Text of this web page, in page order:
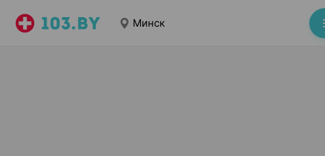
Минск